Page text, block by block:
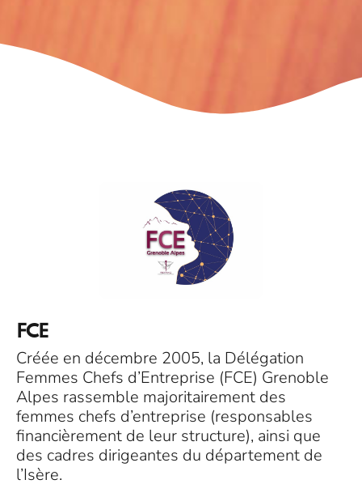
FCE
Créée en décembre 2005, la Délégation
Femmes Chefs d’Entreprise (FCE) Grenoble
Alpes rassemble majoritairement des
femmes chefs d’entreprise (responsables
financièrement de leur structure), ainsi que
des cadres dirigeantes du département de
l’Isère.